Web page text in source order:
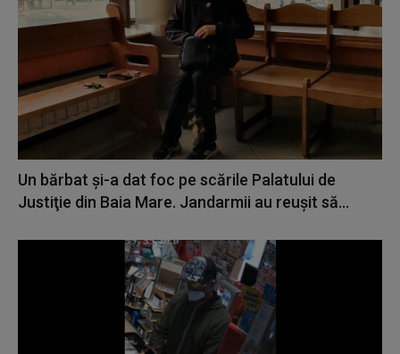
Un bărbat şi-a dat foc pe scările Palatului de
Justiţie din Baia Mare. Jandarmii au reușit să...